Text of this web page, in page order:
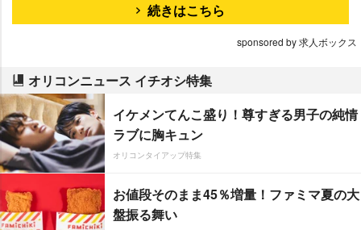
続きはこちら
sponsored by 求人ボックス
オリコンニュース イチオシ特集
イケメンてんこ盛り！尊すぎる男子の純情
ラブに胸キュン
オリコンタイアップ特集
お値段そのまま45％増量！ファミマ夏の大
盤振る舞い